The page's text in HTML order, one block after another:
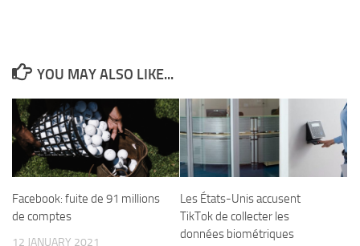
YOU MAY ALSO LIKE...
Facebook: fuite de 91 millions
de comptes
12 JANUARY 2021
Les États-Unis accusent
TikTok de collecter les
données biométriques